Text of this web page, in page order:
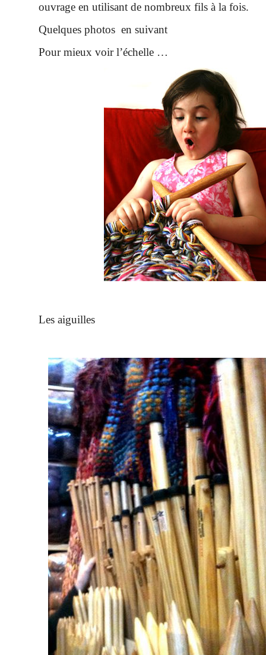
ouvrage en utilisant de nombreux fils à la fois.
Quelques photos en suivant
Pour mieux voir l’échelle …
Les aiguilles